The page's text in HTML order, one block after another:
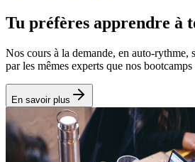
Tu préfères apprendre à
Nos cours à la demande, en auto‑rythme,
par les mêmes experts que nos
En savoir plus